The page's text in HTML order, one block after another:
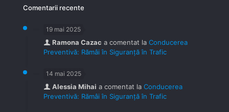
Comentarii recente
19 mai 2025
Ramona Cazac a comentat la Conducerea
Preventivă: Rămâi în Siguranță în Trafic
14 mai 2025
Alessia Mihai a comentat la Conducerea
Preventivă: Rămâi în Siguranță în Trafic